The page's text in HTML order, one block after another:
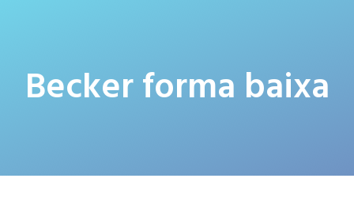
Becker forma baixa